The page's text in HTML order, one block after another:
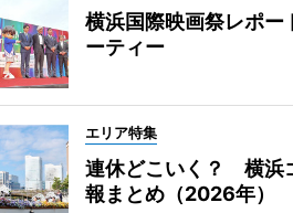
横浜国際映画祭レポ
ーティー
エリア特集
連休どこいく？ 横浜
報まとめ（2026年）